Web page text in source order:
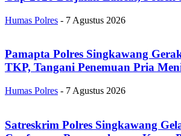
Humas Polres - 7 Agustus 2026
Pamapta Polres Singkawang
TKP, Tangani Penemuan Pria
Humas Polres - 7 Agustus 2026
Satreskrim Polres Singkawang